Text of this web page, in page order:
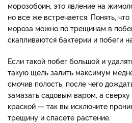
морозобоин, это явление на
но все же встречается. Понять,
мороза можно по трещинам в
скапливаются бактерии и побеги
Если такой побег большой и
такую щель залить максимум
смочив полость, после чего
замазать садовым варом, а сверху
краской — так вы исключите
трещину и спасете растение.